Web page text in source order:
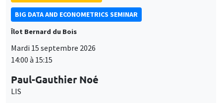
BIG DATA AND ECONOMETRICS SEMINAR
Îlot Bernard du Bois
Mardi 15 septembre 2026
14:00 à 15:15
Paul-Gauthier Noé
LIS